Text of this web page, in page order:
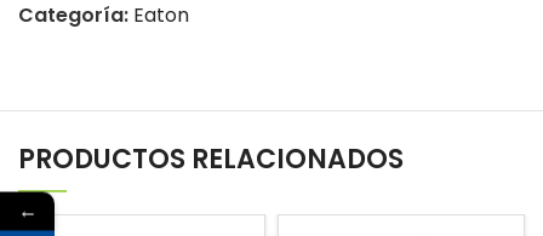
Categoría: Eaton
PRODUCTOS RELACIONADOS
←